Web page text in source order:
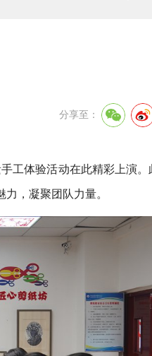
分享至：
工体验活动在此精彩上演
，凝聚团队力量。